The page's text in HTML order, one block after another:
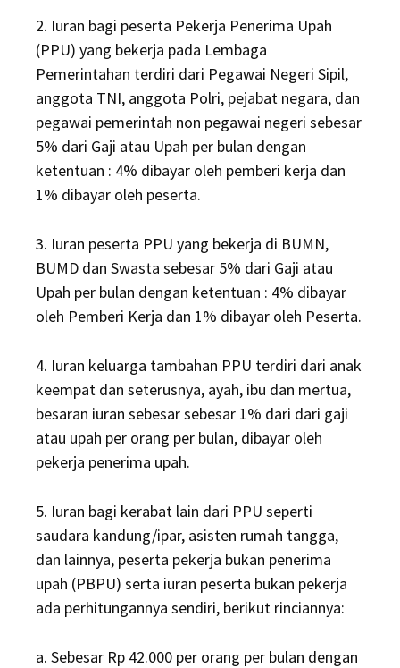
2. Iuran bagi peserta Pekerja Penerima Upah
(PPU) yang bekerja pada Lembaga
Pemerintahan terdiri dari Pegawai Negeri Sipil,
anggota TNI, anggota Polri, pejabat negara, dan
pegawai pemerintah non pegawai negeri sebesar
5% dari Gaji atau Upah per bulan dengan
ketentuan : 4% dibayar oleh pemberi kerja dan
1% dibayar oleh peserta.
3. Iuran peserta PPU yang bekerja di BUMN,
BUMD dan Swasta sebesar 5% dari Gaji atau
Upah per bulan dengan ketentuan : 4% dibayar
oleh Pemberi Kerja dan 1% dibayar oleh Peserta.
4. Iuran keluarga tambahan PPU terdiri dari anak
keempat dan seterusnya, ayah, ibu dan mertua,
besaran iuran sebesar sebesar 1% dari dari gaji
atau upah per orang per bulan, dibayar oleh
pekerja penerima upah.
5. Iuran bagi kerabat lain dari PPU seperti
saudara kandung/ipar, asisten rumah tangga,
dan lainnya, peserta pekerja bukan penerima
upah (PBPU) serta iuran peserta bukan pekerja
ada perhitungannya sendiri, berikut rinciannya:
a. Sebesar Rp 42.000 per orang per bulan dengan